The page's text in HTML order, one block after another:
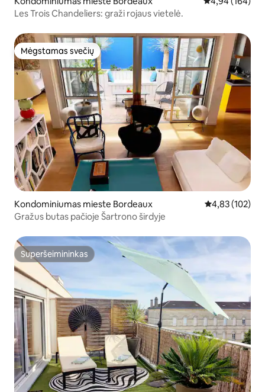
Les Trois Chandeliers: graži rojaus vietelė.
Mėgstamas svečių
Mėgstamas svečių
Kondominiumas mieste Bordeaux Vidutinis
4,83 (102)
Gražus butas pačioje Šartrono širdyje
Superšeimininkas
Superšeimininkas